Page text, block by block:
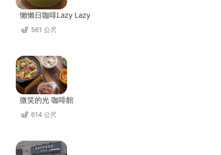
懶懶日咖啡Lazy Lazy
561 公尺
微笑的光 咖啡館
614 公尺